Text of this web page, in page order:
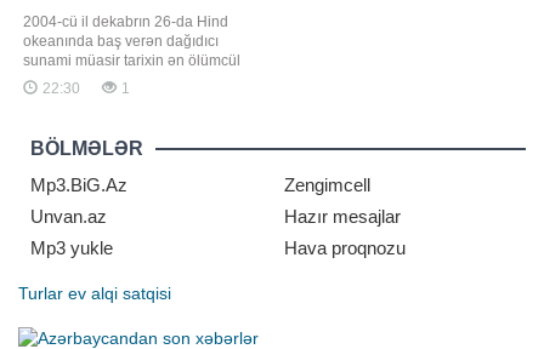
2004-cü il dekabrın 26-da Hind
okeanında baş verən dağıdıcı
sunami müasir tarixin ən ölümcül
təbii fəlakətlərindən birinə çevrilib.
Qaynarinfo xəbər verir ki, fəlakət
çox insan həyatını itirib. Tailand isə
ən çox zərər çəkən ölkələrdən biri
olub. Fəlakət necə başladı?
22:30 1
BÖLMƏLƏR
Mp3.BiG.Az
Zengimcell
Unvan.az
Hazır mesajlar
Mp3 yukle
Hava proqnozu
Turlar ev alqi satqisi